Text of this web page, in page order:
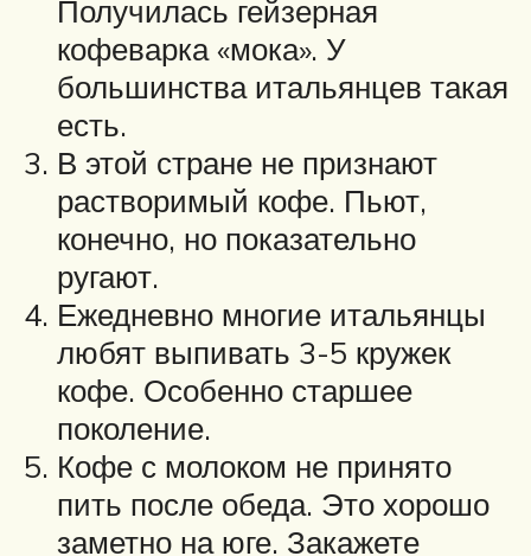
Получилась гейзерная
кофеварка «мока». У
большинства итальянцев такая
есть.
В этой стране не признают
растворимый кофе. Пьют,
конечно, но показательно
ругают.
Ежедневно многие итальянцы
любят выпивать 3-5 кружек
кофе. Особенно старшее
поколение.
Кофе с молоком не принято
пить после обеда. Это хорошо
заметно на юге. Закажете